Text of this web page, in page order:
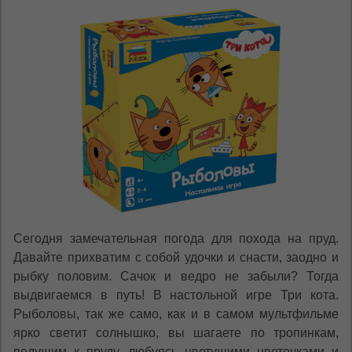
Сегодня замечательная погода для похода на пруд.
Давайте прихватим с собой удочки и снасти, заодно и
рыбку половим. Сачок и ведро не забыли? Тогда
выдвигаемся в путь! В настольной игре Три кота.
Рыболовы, так же само, как и в самом мультфильме
ярко светит солнышко, вы шагаете по тропинкам,
Если вы хотите переключить язык
сайта, то это можно всегда сделать в
правом верхнем углу страницы.
Dacă doriți să schimbați limba site-ului, puteți
oricând să faceți asta în colțul din dreapta sus
al paginii.
RU